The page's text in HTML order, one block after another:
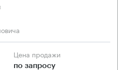
Цена продажи
по запросу